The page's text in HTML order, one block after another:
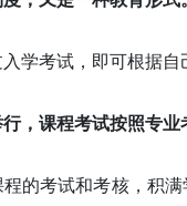
学考试，即可根据
，课程考试按照专业
的考试和考核，积